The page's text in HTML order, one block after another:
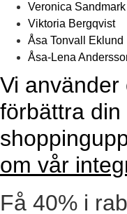
Veronica Sandmark
Viktoria Bergqvist
Åsa Tonvall Eklund
Åsa-Lena
Vi
förbättra din
om vår
Få 40% i